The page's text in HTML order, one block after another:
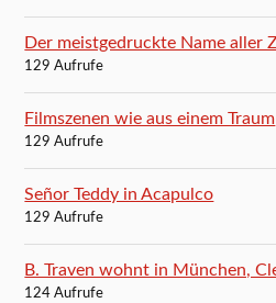
Der meistgedruckte Name aller
129 Aufrufe
Filmszenen wie aus einem Traum
129 Aufrufe
Señor Teddy in Acapulco
129 Aufrufe
B. Traven wohnt in München,
124 Aufrufe